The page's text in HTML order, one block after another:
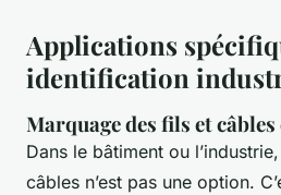
Applications
identification
Marquage des fils et
Dans le bâtiment ou
câbles n’est pas une option.